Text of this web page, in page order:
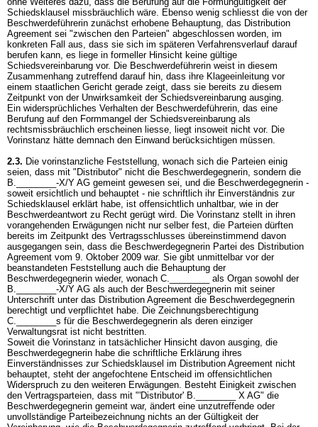
Schiedsklausel missbräuchlich wäre. Ebenso wenig schliesst die von der
Beschwerdeführerin zunächst erhobene Behauptung, das Distribution
Agreement sei "zwischen den Parteien" abgeschlossen worden, im
konkreten Fall aus, dass sie sich im späteren Verfahrensverlauf darauf
berufen kann, es liege in formeller Hinsicht keine gültige
Schiedsvereinbarung vor. Die Beschwerdeführerin weist in diesem
Zusammenhang zutreffend darauf hin, dass ihre Klageeinleitung vor
einem staatlichen Gericht gerade zeigt, dass sie bereits zu diesem
Zeitpunkt von der Unwirksamkeit der Schiedsvereinbarung ausging.
Ein widersprüchliches Verhalten der Beschwerdeführerin, das eine
Berufung auf den Formmangel der Schiedsvereinbarung als
rechtsmissbräuchlich erscheinen liesse, liegt insoweit nicht vor. Die
Vorinstanz hätte demnach den Einwand berücksichtigen müssen.
2.3. Die vorinstanzliche Feststellung, wonach sich die Parteien einig
seien, dass mit "Distributor" nicht die Beschwerdegegnerin, sondern die
B.________-X/Y AG gemeint gewesen sei, und die Beschwerdegegnerin -
soweit ersichtlich und behauptet - nie schriftlich ihr Einverständnis zur
Schiedsklausel erklärt habe, ist offensichtlich unhaltbar, wie in der
Beschwerdeantwort zu Recht gerügt wird. Die Vorinstanz stellt in ihren
vorangehenden Erwägungen nicht nur selber fest, die Parteien dürften
bereits im Zeitpunkt des Vertragsschlusses übereinstimmend davon
ausgegangen sein, dass die Beschwerdegegnerin Partei des Distribution
Agreement vom 9. Oktober 2009 war. Sie gibt unmittelbar vor der
beanstandeten Feststellung auch die Behauptung der
Beschwerdegegnerin wieder, wonach C.________ als Organ sowohl der
B.________-X/Y AG als auch der Beschwerdegegnerin mit seiner
Unterschrift unter das Distribution Agreement die Beschwerdegegnerin
berechtigt und verpflichtet habe. Die Zeichnungsberechtigung
C.________s für die Beschwerdegegnerin als deren einziger
Verwaltungsrat ist nicht bestritten.
Soweit die Vorinstanz in tatsächlicher Hinsicht davon ausging, die
Beschwerdegegnerin habe die schriftliche Erklärung ihres
Einverständnisses zur Schiedsklausel im Distribution Agreement nicht
behauptet, steht der angefochtene Entscheid im offensichtlichen
Widerspruch zu den weiteren Erwägungen. Besteht Einigkeit zwischen
den Vertragsparteien, dass mit "'Distributor' B.________ X AG" die
Beschwerdegegnerin gemeint war, ändert eine unzutreffende oder
unvollständige Parteibezeichnung nichts an der Gültigkeit der